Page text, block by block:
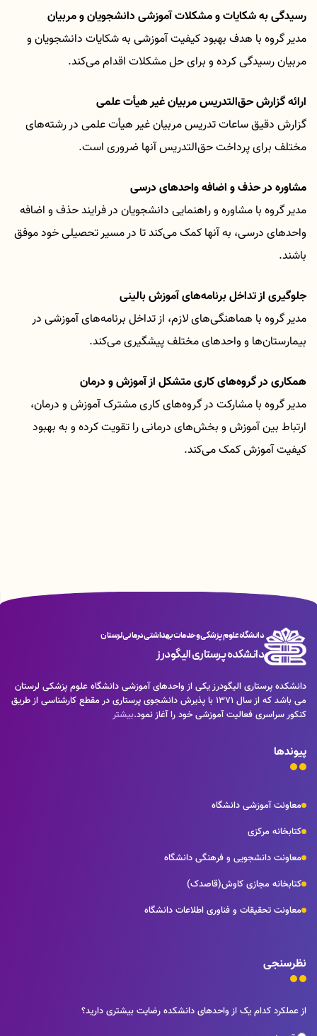
رسیدگی به شکایات و مشکلات آموزشی دانشجویان و مربیان
مدیر گروه با هدف بهبود کیفیت آموزشی به شکایات دانشجویان و
مربیان رسیدگی کرده و برای حل مشکلات اقدام می‌کند.
ارائه گزارش حق‌التدریس مربیان غیر هیأت علمی
گزارش دقیق ساعات تدریس مربیان غیر هیأت علمی در رشته‌های
مختلف برای پرداخت حق‌التدریس آنها ضروری است.
مشاوره در حذف و اضافه واحدهای درسی
مدیر گروه با مشاوره و راهنمایی دانشجویان در فرایند حذف و اضافه
واحدهای درسی، به آنها کمک می‌کند تا در مسیر تحصیلی خود موفق
باشند.
جلوگیری از تداخل برنامه‌های آموزش بالینی
مدیر گروه با هماهنگی‌های لازم، از تداخل برنامه‌های آموزشی در
بیمارستان‌ها و واحدهای مختلف پیشگیری می‌کند.
همکاری در گروه‌های کاری متشکل از آموزش و درمان
مدیر گروه با مشارکت در گروه‌های کاری مشترک آموزش و درمان،
ارتباط بین آموزش و بخش‌های درمانی را تقویت کرده و به بهبود
کیفیت آموزش کمک می‌کند.
دانشگاه علوم پزشکی و خدمات بهداشتی درمانی لرستان
دانشکده پرستاری الیگودرز
دانشکده پرستاری الیگودرز یکی از واحدهای آموزشی دانشگاه علوم پزشکی لرستان
می باشد که از سال 1371 با پذیرش دانشجوی پرستاری در مقطع کارشناسی از طریق
کنکور سراسری فعالیت آموزشی خود را آغاز نمود.بیشتر
پیوندها
معاونت آموزشی دانشگاه
کتابخانه مرکزی
معاونت دانشجویی و فرهنگی دانشگاه
کتابخانه مجازی کاوش(قاصدک)
معاونت تحقیقات و فناوری اطلاعات دانشگاه
نظرسنجی
از عملکرد کدام یک از واحدهای دانشکده رضایت بیشتری دارید؟